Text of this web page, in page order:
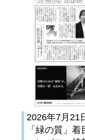
2026年7月21
「緑の質」